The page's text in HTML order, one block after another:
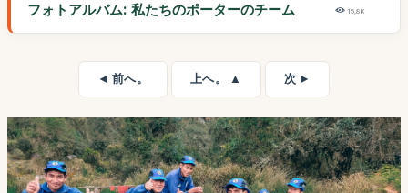
フォトアルバム: 私たちのポーターのチーム 15,8K
◄ 前へ。 上へ。 ▲ 次 ►